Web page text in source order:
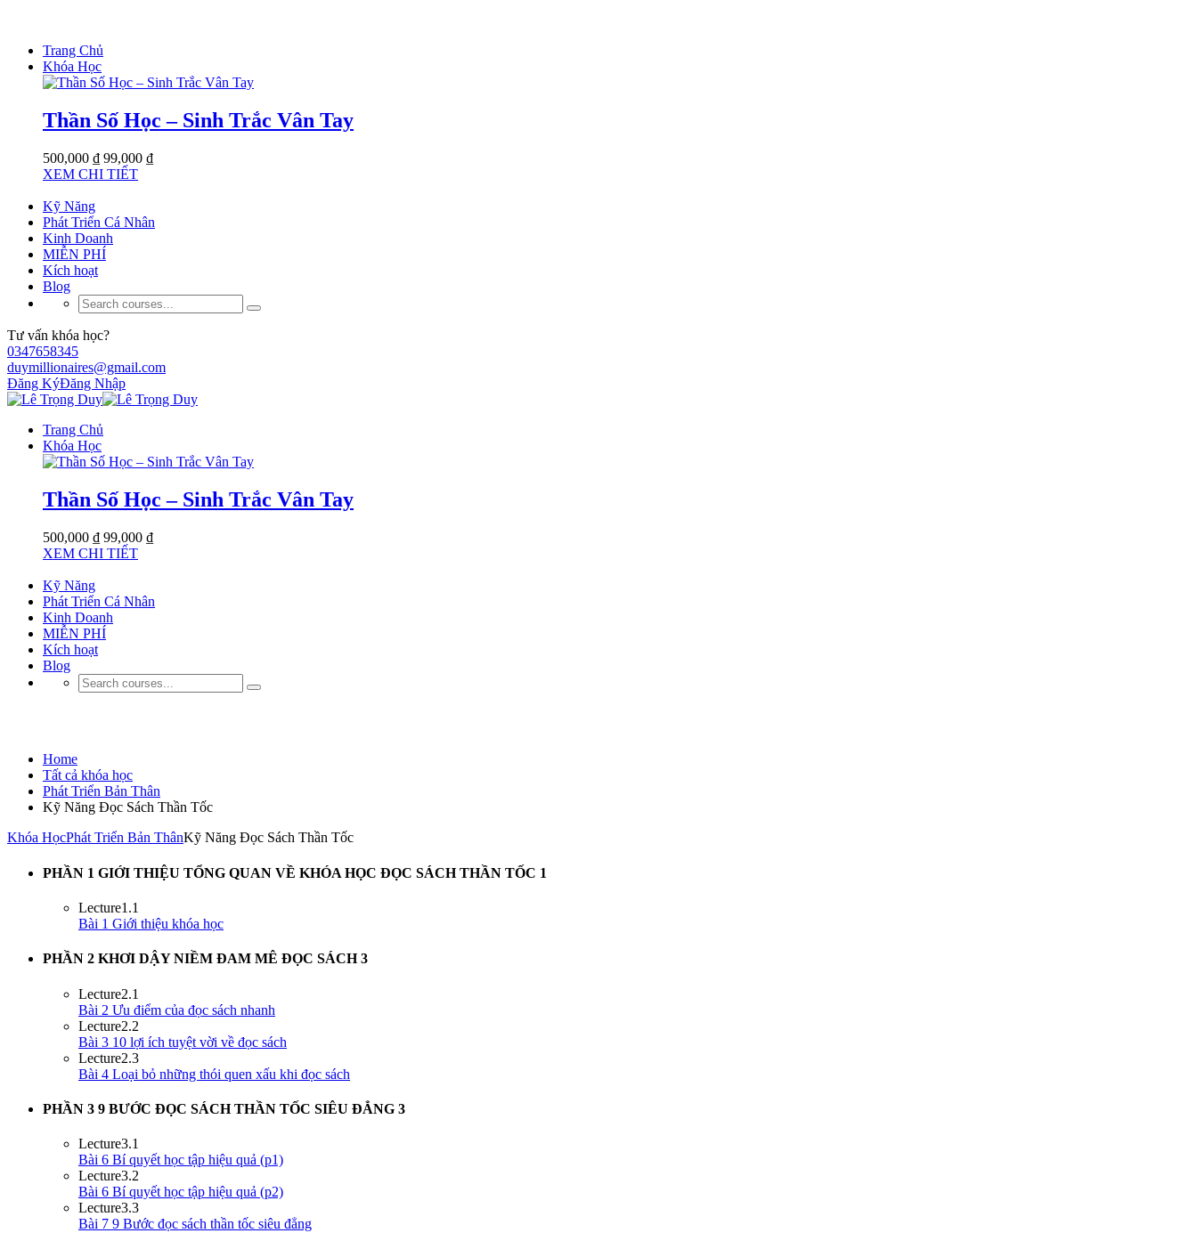
Trang Chủ
Khóa Học
Thần Số Học – Sinh Trắc Vân Tay
500,000 ₫ 99,000 ₫
XEM CHI TIẾT
Kỹ Năng
Phát Triển Cá Nhân
Kinh Doanh
MIỄN PHÍ
Kích hoạt
Blog
Tư vấn khóa học?
0347658345
duymillionaires@gmail.com
Đăng KýĐăng Nhập
Trang Chủ
Khóa Học
Thần Số Học – Sinh Trắc Vân Tay
500,000 ₫ 99,000 ₫
XEM CHI TIẾT
Kỹ Năng
Phát Triển Cá Nhân
Kinh Doanh
MIỄN PHÍ
Kích hoạt
Blog
Home
Tất cả khóa học
Phát Triển Bản Thân
Kỹ Năng Đọc Sách Thần Tốc
Khóa HọcPhát Triển Bản ThânKỹ Năng Đọc Sách Thần Tốc
PHẦN 1 GIỚI THIỆU TỔNG QUAN VỀ KHÓA HỌC ĐỌC SÁCH THẦN TỐC 1
Lecture1.1
Bài 1 Giới thiệu khóa học
PHẦN 2 KHƠI DẬY NIỀM ĐAM MÊ ĐỌC SÁCH3
Lecture2.1
Bài 2 Ưu điểm của đọc sách nhanh
Lecture2.2
Bài 3 10 lợi ích tuyệt vời về đọc sách
Lecture2.3
Bài 4 Loại bỏ những thói quen xấu khi đọc sách
PHẦN 3 9 BƯỚC ĐỌC SÁCH THẦN TỐC SIÊU ĐẲNG 3
Lecture3.1
Bài 6 Bí quyết học tập hiệu quả (p1)
Lecture3.2
Bài 6 Bí quyết học tập hiệu quả (p2)
Lecture3.3
Bài 7 9 Bước đọc sách thần tốc siêu đẳng